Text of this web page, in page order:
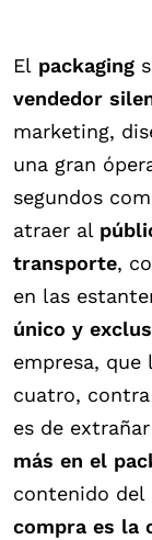
El packaging
vendedor
marketing,
una gran
segundos
atraer al
transporte,
en las
único y
empresa, que
cuatro,
es de
más en el
contenido del
compra es la